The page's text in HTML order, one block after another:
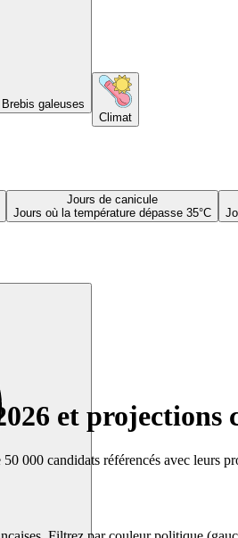
Brebis galeuses
Climat
Jours de canicule
Jours où la température dépasse 35°C
et projections
000 candidats référencés avec leurs